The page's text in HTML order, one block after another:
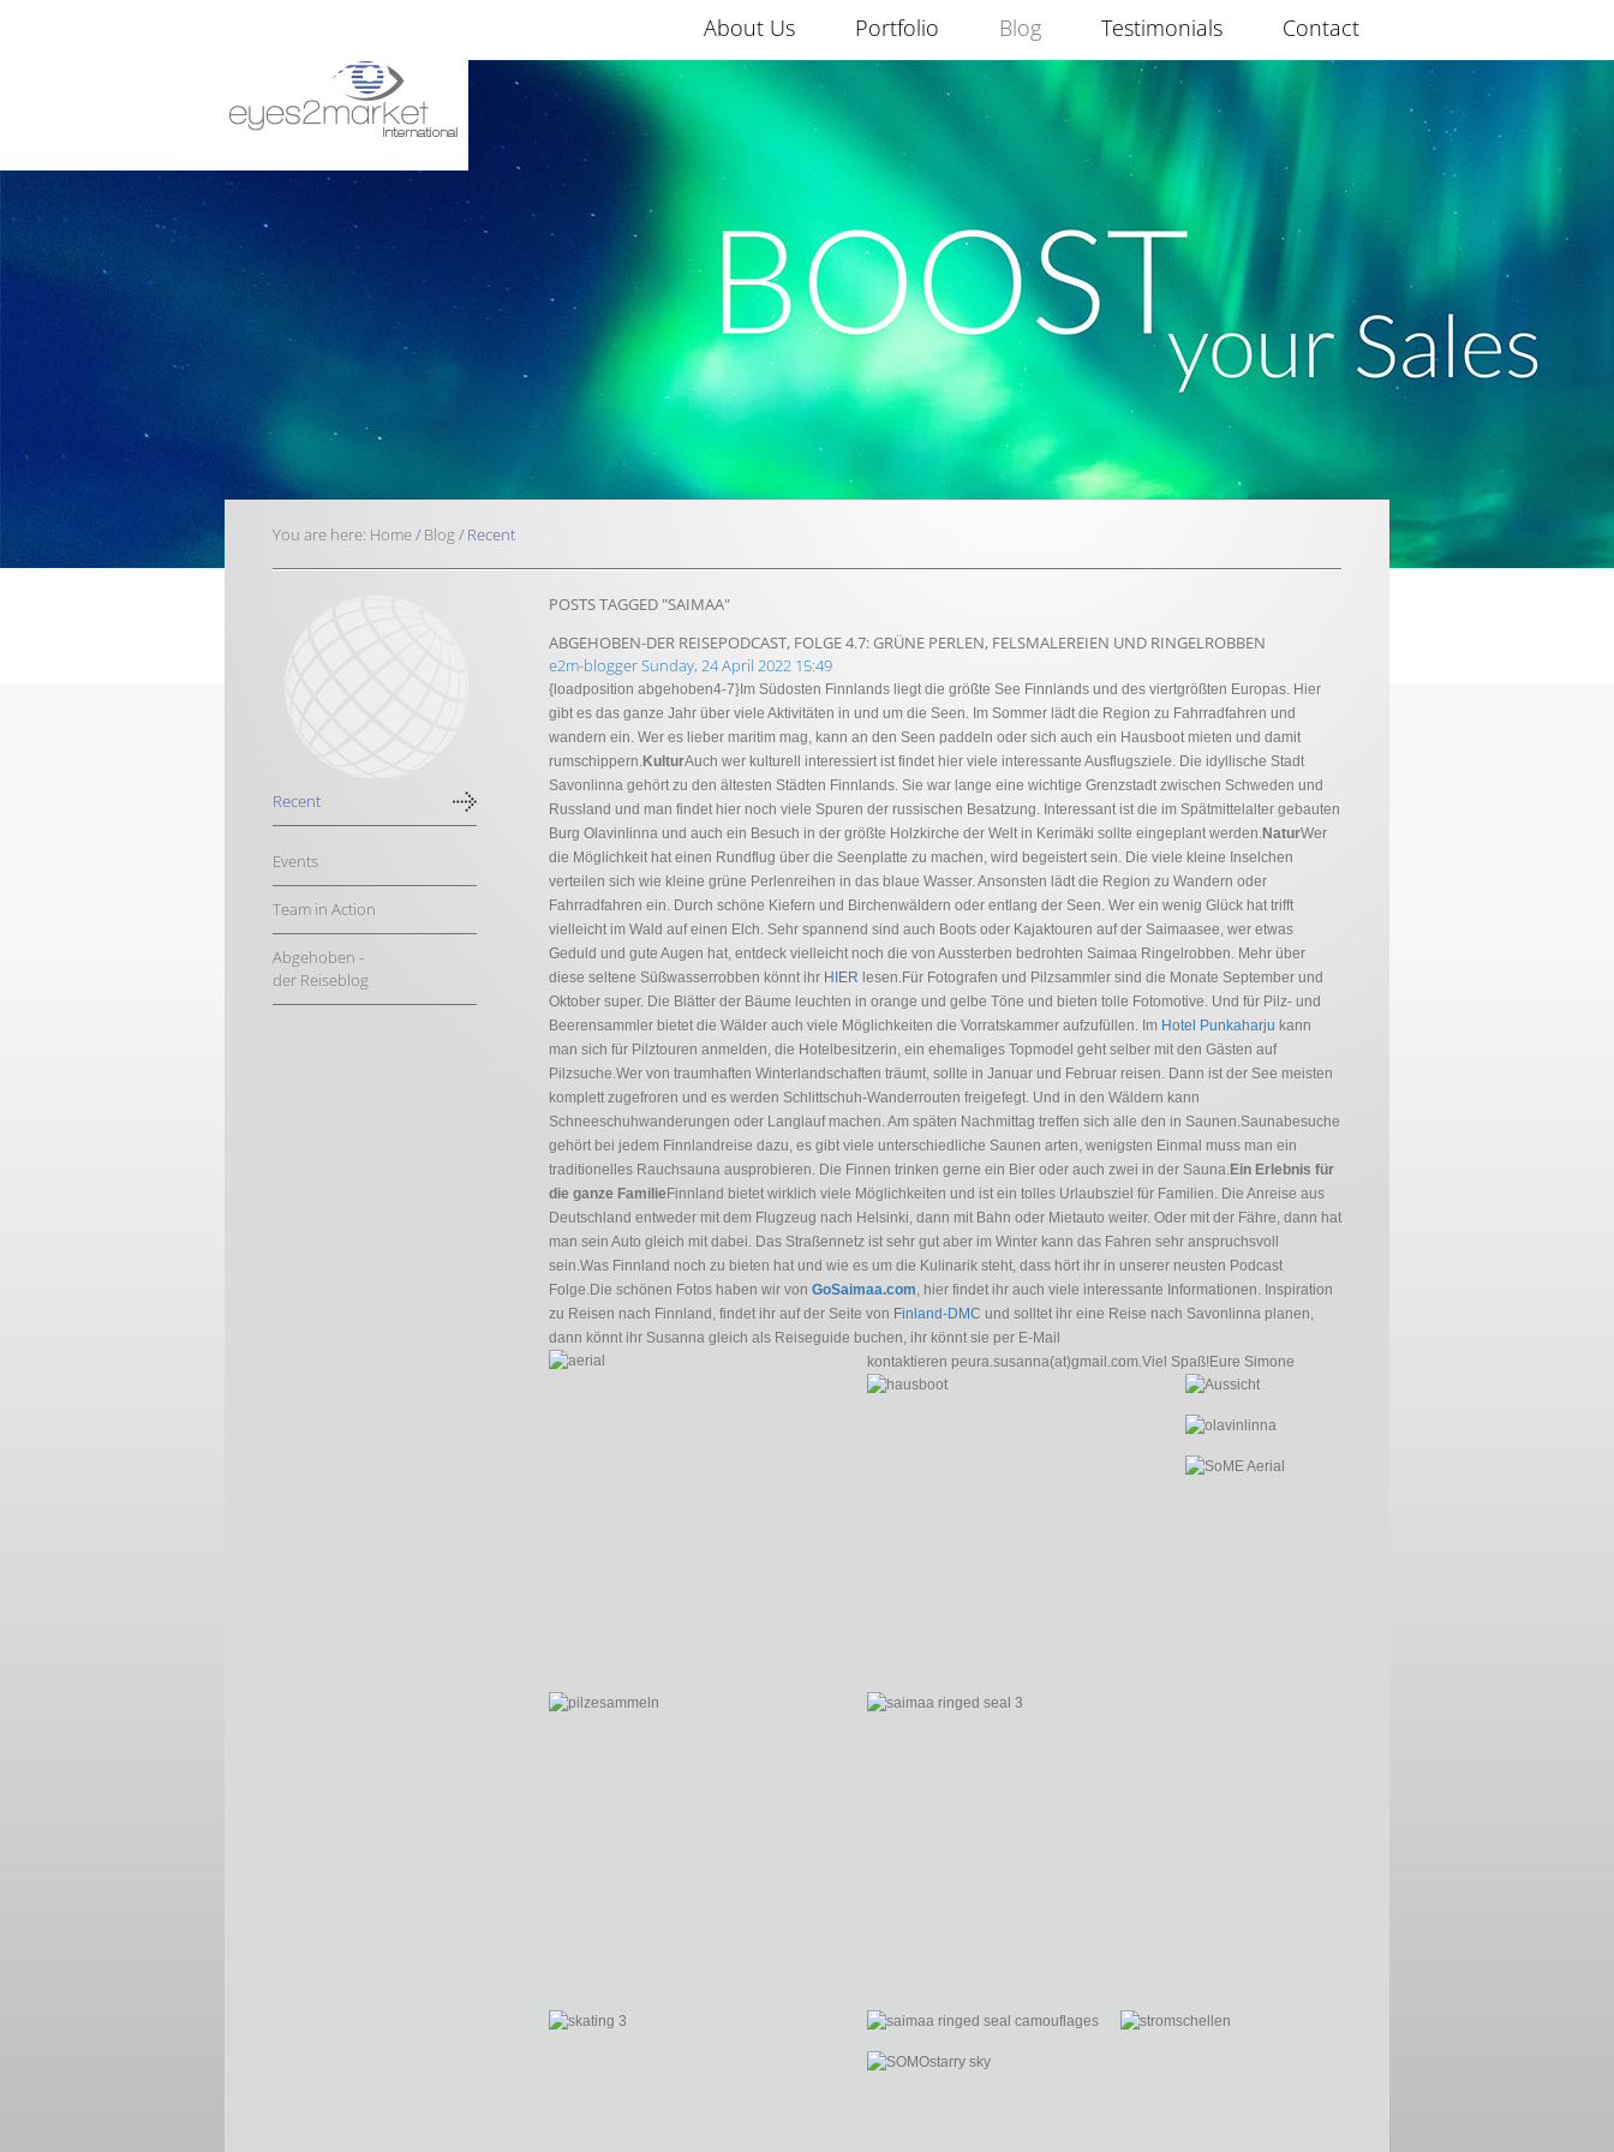
About Us Portfolio Blog Testimonials Contact
You are here: Home/ Blog/ Recent
Recent
Events
Team in Action
Abgehoben -
der Reiseblog
POSTS TAGGED "SAIMAA"
ABGEHOBEN-DER REISEPODCAST, FOLGE 4.7: GRÜNE PERLEN, FELSMALEREIEN UND RINGELROBBEN
e2m-bloggerSunday, 24 April 2022 15:49
{loadposition abgehoben4-7}Im Südosten Finnlands liegt die größte See Finnlands und des viertgrößten Europas. Hier
gibt es das ganze Jahr über viele Aktivitäten in und um die Seen. Im Sommer lädt die Region zu Fahrradfahren und
wandern ein. Wer es lieber maritim mag, kann an den Seen paddeln oder sich auch ein Hausboot mieten und damit
rumschippern.KulturAuch wer kulturell interessiert ist findet hier viele interessante Ausflugsziele. Die idyllische Stadt
Savonlinna gehört zu den ältesten Städten Finnlands. Sie war lange eine wichtige Grenzstadt zwischen Schweden und
Russland und man findet hier noch viele Spuren der russischen Besatzung. Interessant ist die im Spätmittelalter gebauten
Burg Olavinlinna und auch ein Besuch in der größte Holzkirche der Welt in Kerimäki sollte eingeplant werden.NaturWer
die Möglichkeit hat einen Rundflug über die Seenplatte zu machen, wird begeistert sein. Die viele kleine Inselchen
verteilen sich wie kleine grüne Perlenreihen in das blaue Wasser. Ansonsten lädt die Region zu Wandern oder
Fahrradfahren ein. Durch schöne Kiefern und Birchenwäldern oder entlang der Seen. Wer ein wenig Glück hat trifft
vielleicht im Wald auf einen Elch. Sehr spannend sind auch Boots oder Kajaktouren auf der Saimaasee, wer etwas
Geduld und gute Augen hat, entdeck vielleicht noch die von Aussterben bedrohten Saimaa Ringelrobben. Mehr über
diese seltene Süßwasserrobben könnt ihr HIER lesen.Für Fotografen und Pilzsammler sind die Monate September und
Oktober super. Die Blätter der Bäume leuchten in orange und gelbe Töne und bieten tolle Fotomotive. Und für Pilz- und
Beerensammler bietet die Wälder auch viele Möglichkeiten die Vorratskammer aufzufüllen. Im Hotel Punkaharju kann
man sich für Pilztouren anmelden, die Hotelbesitzerin, ein ehemaliges Topmodel geht selber mit den Gästen auf
Pilzsuche.Wer von traumhaften Winterlandschaften träumt, sollte in Januar und Februar reisen. Dann ist der See meisten
komplett zugefroren und es werden Schlittschuh-Wanderrouten freigefegt. Und in den Wäldern kann
Schneeschuhwanderungen oder Langlauf machen. Am späten Nachmittag treffen sich alle den in Saunen.Saunabesuche
gehört bei jedem Finnlandreise dazu, es gibt viele unterschiedliche Saunen arten, wenigsten Einmal muss man ein
traditionelles Rauchsauna ausprobieren. Die Finnen trinken gerne ein Bier oder auch zwei in der Sauna.Ein Erlebnis für
die ganze Familie Finnland bietet wirklich viele Möglichkeiten und ist ein tolles Urlaubsziel für Familien. Die Anreise aus
Deutschland entweder mit dem Flugzeug nach Helsinki, dann mit Bahn oder Mietauto weiter. Oder mit der Fähre, dann hat
man sein Auto gleich mit dabei. Das Straßennetz ist sehr gut aber im Winter kann das Fahren sehr anspruchsvoll
sein.Was Finnland noch zu bieten hat und wie es um die Kulinarik steht, dass hört ihr in unserer neusten Podcast
Folge.Die schönen Fotos haben wir von GoSaimaa.com, hier findet ihr auch viele interessante Informationen. Inspiration
zu Reisen nach Finnland, findet ihr auf der Seite von Finland-DMC und solltet ihr eine Reise nach Savonlinna planen,
dann könnt ihr Susanna gleich als Reiseguide buchen, ihr könnt sie per E-Mail
kontaktieren peura.susanna(at)gmail.com.Viel Spaß!Eure Simone